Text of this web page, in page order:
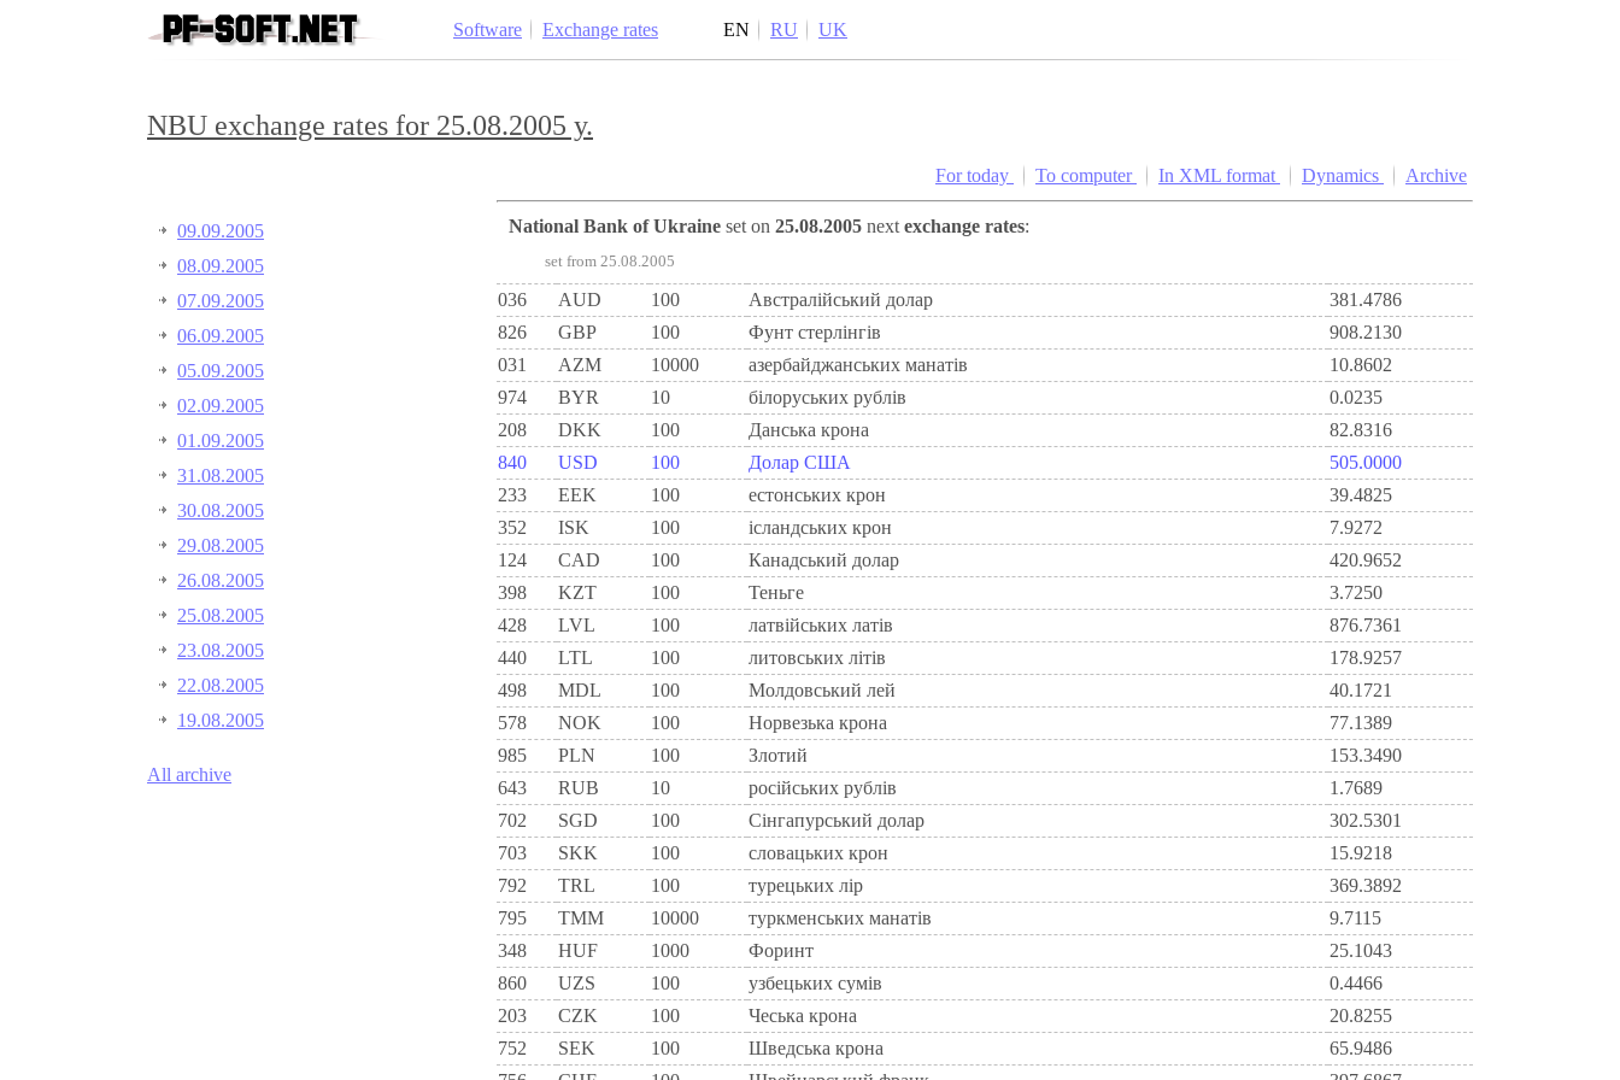
Software Exchange rates EN RU UK
NBU exchange rates for 25.08.2005 y.
09.09.2005
08.09.2005
07.09.2005
06.09.2005
05.09.2005
02.09.2005
01.09.2005
31.08.2005
30.08.2005
29.08.2005
26.08.2005
25.08.2005
23.08.2005
22.08.2005
19.08.2005
All archive
For today To computer In XML format Dynamics Archive
National Bank of Ukraine set on 25.08.2005 next exchange rates:
set from 25.08.2005
036 AUD 100 Австралійський долар
381.4786
826
GBP 100 Фунт стерлінгів
908.2130
031
AZM 10000 азербайджанських манатів
10.8602
974
BYR 10 білоруських рублів
0.0235
208
DKK 100 Данська крона
82.8316
840
USD 100 Долар США
505.0000
233
EEK 100 естонських крон
39.4825
352
ISK 100 ісландських крон
7.9272
124
CAD 100 Канадський долар
420.9652
398
KZT 100 Теньге
3.7250
428
LVL 100 латвійських латів
876.7361
440
LTL 100 литовських літів
178.9257
498
MDL 100 Молдовський лей
40.1721
578
NOK 100 Норвезька крона
77.1389
985
PLN 100 Злотий
153.3490
643
RUB 10 російських рублів
1.7689
702
SGD 100 Сінгапурський долар
302.5301
703
SKK 100 словацьких крон
15.9218
792
TRL 100 турецьких лір
369.3892
795
TMM 10000 туркменських манатів
9.7115
348
HUF 1000 Форинт
25.1043
860
UZS 100 узбецьких сумів
0.4466
203
CZK 100 Чеська крона
20.8255
752
SEK 100 Шведська крона
65.9486